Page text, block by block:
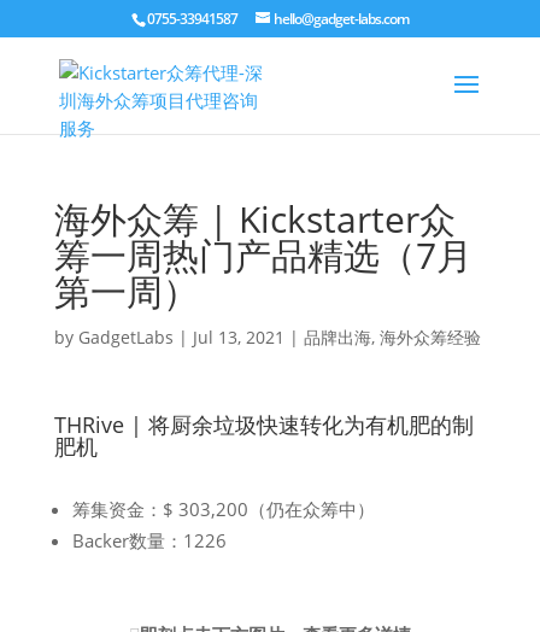
0755-33941587 hello@gadget-labs.com
海外众筹 | Kickstarter众
筹一周热门产品精选（7月
第一周）
by GadgetLabs | Jul 13, 2021 | 品牌出海, 海外众筹经验
THRive | 将厨余垃圾快速转化为有机肥的制
肥机
筹集资金：$ 303,200（仍在众筹中）
Backer数量：1226